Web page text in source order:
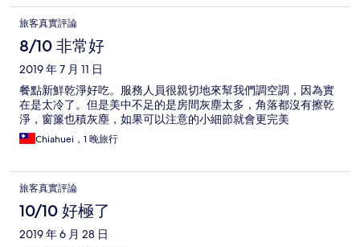
旅客真實評論
8/10 非常好
2019 年 7 月 11 日
餐點新鮮乾淨好吃。服務人員很親切地來幫我們調空調，因為實
在是太冷了。但是美中不足的是房間灰塵太多，角落都沒有擦乾
淨，窗簾也積灰塵，如果可以注意的小細節就會更完美
Chiahuei，1 晚旅行
旅客真實評論
10/10 好極了
2019 年 6 月 28 日